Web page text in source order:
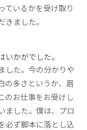
ているかを受け取り
ました。
かがでした。
た。今の分かりや
の多さというか、眉
のお仕事をお受けし
ました。僕は、プロ
必ず脚本に落とし込